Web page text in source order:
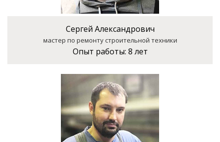
Сергей Александрович
мастер по ремонту строительной техники
Опыт работы: 8 лет